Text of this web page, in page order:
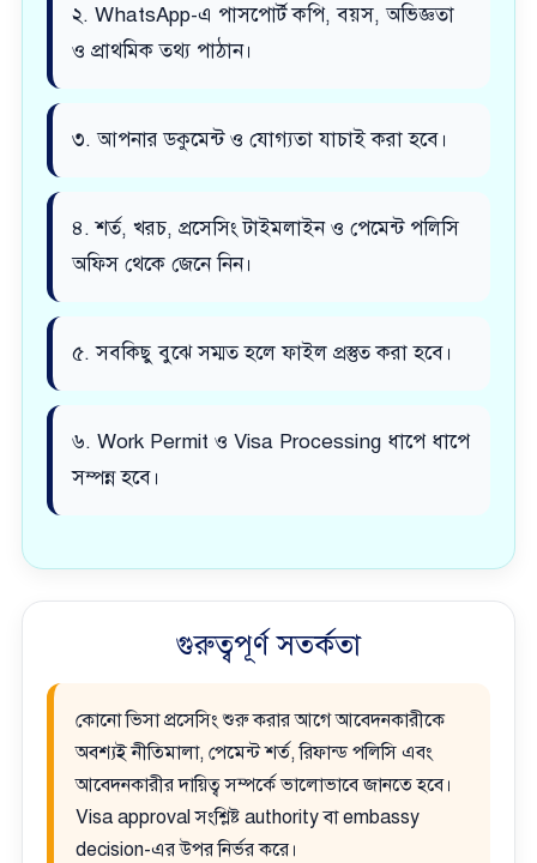
২. WhatsApp-এ পাসপোর্ট কপি, বয়স, অভিজ্ঞতা
ও প্রাথমিক তথ্য পাঠান।
৩. আপনার ডকুমেন্ট ও যোগ্যতা যাচাই করা হবে।
৪. শর্ত, খরচ, প্রসেসিং টাইমলাইন ও পেমেন্ট পলিসি
অফিস থেকে জেনে নিন।
৫. সবকিছু বুঝে সম্মত হলে ফাইল প্রস্তুত করা হবে।
৬. Work Permit ও Visa Processing ধাপে ধাপে
সম্পন্ন হবে।
গুরুত্বপূর্ণ সতর্কতা
কোনো ভিসা প্রসেসিং শুরু করার আগে আবেদনকারীকে
অবশ্যই নীতিমালা, পেমেন্ট শর্ত, রিফান্ড পলিসি এবং
আবেদনকারীর দায়িত্ব সম্পর্কে ভালোভাবে জানতে হবে।
Visa approval সংশ্লিষ্ট authority বা embassy
decision-এর উপর নির্ভর করে।